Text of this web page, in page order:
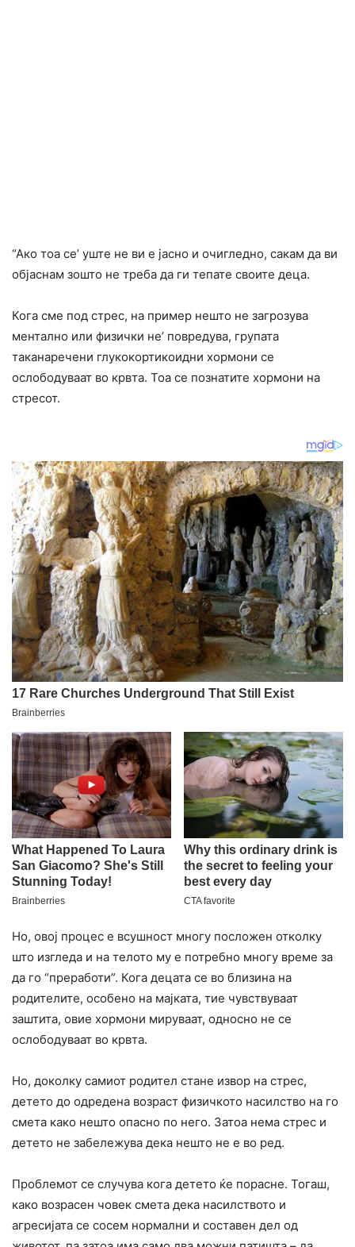
“Ако тоа се’ уште не ви е јасно и очигледно, сакам да ви
објаснам зошто не треба да ги тепате своите деца.
Кога сме под стрес, на пример нешто не загрозува
ментално или физички не’ повредува, групата
таканаречени глукокортикоидни хормони се
ослободуваат во крвта. Тоа се познатите хормони на
стресот.
Но, овој процес е всушност многу посложен отколку
што изгледа и на телото му е потребно многу време за
да го “преработи”. Кога децата се во близина на
родителите, особено на мајката, тие чувствуваат
заштита, овие хормони мируваат, односно не се
ослободуваат во крвта.
Но, доколку самиот родител стане извор на стрес,
детето до одредена возраст физичкото насилство на го
смета како нешто опасно по него. Затоа нема стрес и
детето не забележува дека нешто не е во ред.
Проблемот се случува кога детето ќе порасне. Тогаш,
како возрасен човек смета дека насилството и
агресијата се сосем нормални и составен дел од